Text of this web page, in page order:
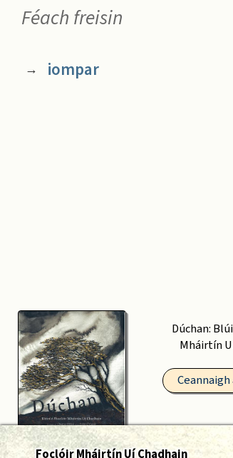
Féach freisin
→ iompar
Dúchan:
Mháirtín
Foclóir Mháirtín Uí Chadhain